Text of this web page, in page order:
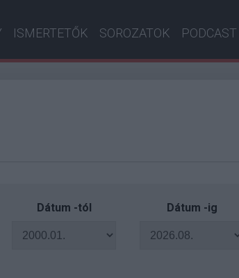
ISMERTETŐK SOROZATOK PODCAST
Dátum -tól Dátum -ig